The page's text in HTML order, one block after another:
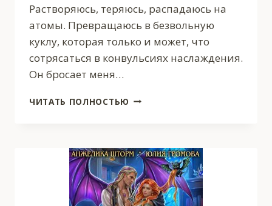
Растворяюсь, теряюсь, распадаюсь на
атомы. Превращаюсь в безвольную
куклу, которая только и может, что
сотрясаться в конвульсиях наслаждения.
Он бросает меня…
ЧИТАТЬ ПОЛНОСТЬЮ ЗАЛЁТНЫЙ